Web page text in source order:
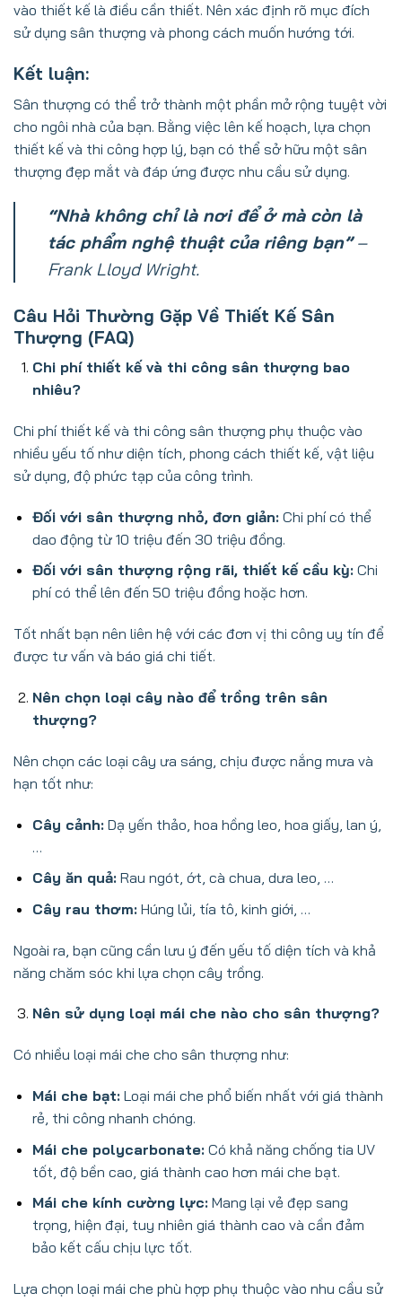
vào thiết kế là điều cần thiết. Nên xác định rõ mục đích
sử dụng sân thượng và phong cách muốn hướng tới.
Kết luận:
Sân thượng có thể trở thành một phần mở rộng tuyệt vời
cho ngôi nhà của bạn. Bằng việc lên kế hoạch, lựa chọn
thiết kế và thi công hợp lý, bạn có thể sở hữu một sân
thượng đẹp mắt và đáp ứng được nhu cầu sử dụng.
“Nhà không chỉ là nơi để ở mà còn là
tác phẩm nghệ thuật của riêng bạn”–
Frank Lloyd Wright.
Câu Hỏi Thường Gặp Về Thiết Kế Sân
Thượng (FAQ)
Chi phí thiết kế và thi công sân thượng bao
nhiêu?
Chi phí thiết kế và thi công sân thượng phụ thuộc vào
nhiều yếu tố như diện tích, phong cách thiết kế, vật liệu
sử dụng, độ phức tạp của công trình.
Đối với sân thượng nhỏ, đơn giản:Chi phí có thể
dao động từ 10 triệu đến 30 triệu đồng.
Đối với sân thượng rộng rãi, thiết kế cầu kỳ:Chi
phí có thể lên đến 50 triệu đồng hoặc hơn.
Tốt nhất bạn nên liên hệ với các đơn vị thi công uy tín để
được tư vấn và báo giá chi tiết.
Nên chọn loại cây nào để trồng trên sân
thượng?
Nên chọn các loại cây ưa sáng, chịu được nắng mưa và
hạn tốt như:
Cây cảnh:Dạ yến thảo, hoa hồng leo, hoa giấy, lan ý,
…
Cây ăn quả:Rau ngót, ớt, cà chua, dưa leo, …
Cây rau thơm:Húng lủi, tía tô, kinh giới, …
Ngoài ra, bạn cũng cần lưu ý đến yếu tố diện tích và khả
năng chăm sóc khi lựa chọn cây trồng.
Nên sử dụng loại mái che nào cho sân thượng?
Có nhiều loại mái che cho sân thượng như:
Mái che bạt:Loại mái che phổ biến nhất với giá thành
rẻ, thi công nhanh chóng.
Mái che polycarbonate:Có khả năng chống tia UV
tốt, độ bền cao, giá thành cao hơn mái che bạt.
Mái che kính cường lực:Mang lại vẻ đẹp sang
trọng, hiện đại, tuy nhiên giá thành cao và cần đảm
bảo kết cấu chịu lực tốt.
Lựa chọn loại mái che phù hợp phụ thuộc vào nhu cầu sử